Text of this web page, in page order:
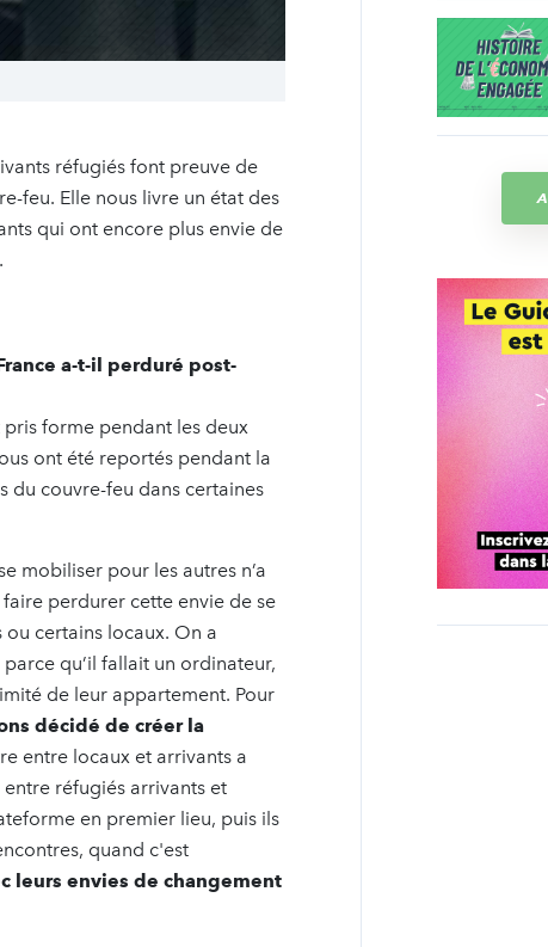
réfugiés font preuve de
feu. Elle nous livre un état des
qui ont encore plus envie de
a-t-il perduré post-
forme pendant les deux
ont été reportés pendant la
du couvre-feu dans certaines
mobiliser pour les autres n’a
perdurer cette envie de se
ou certains locaux. On a
qu’il fallait un ordinateur,
de leur appartement. Pour
décidé de créer la
entre locaux et arrivants a
entre réfugiés arrivants et
en premier lieu, puis ils
quand c'est
leurs envies de changement